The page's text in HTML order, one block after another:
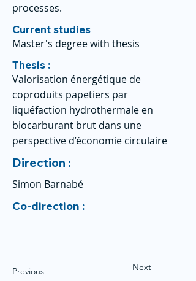
processes.
Current studies
Master's degree with thesis
Thesis :
Valorisation énergétique de
coproduits papetiers par
liquéfaction hydrothermale en
biocarburant brut dans une
perspective d’économie circulaire
Direction :
Simon Barnabé
Co-direction :
Previous Next